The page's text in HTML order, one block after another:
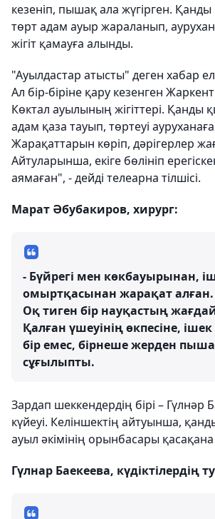
кезеніп, пышақ ала жүгірген.
төрт адам ауыр жараланып,
жігіт қамауға алынды.
"Ауылдастар атысты" деген хабар
Ал бір-біріне қару кезенген Жаркент
Көктал ауылының жігіттері. Қанды
адам қаза тауып, төртеуі
Жарақаттарын көріп, дәрігерлер
Айтуларынша, екіге бөлініп
аямаған", - дейді телеарна тілшісі.
Марат Әбубакиров, хирург:
- Бүйрегі мен көкбауырынан,
омыртқасынан жарақат
Оқ тиген бір науқастың
Қалған үшеуінің өкпесіне,
бір емес, бірнеше жерден
сұғылыпты.
Зардап шеккендердің бірі – Гүлнәр
күйеуі. Келіншектің айтуынша,
ауыл әкімінің орынбасары
Гүлнар Баекеева, күдіктілердің